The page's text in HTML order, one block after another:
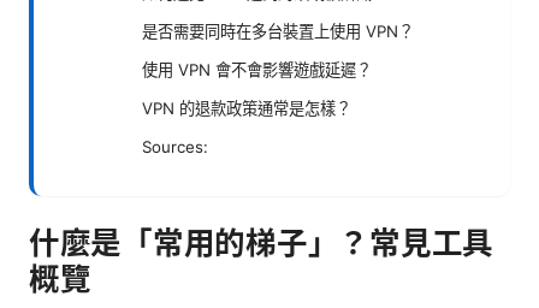
是否需要同時在多台裝置上使用 VPN？
使用 VPN 會不會影響遊戲延遲？
VPN 的退款政策通常是怎樣？
Sources:
什麼是「常用的梯子」？常見工具
概覽